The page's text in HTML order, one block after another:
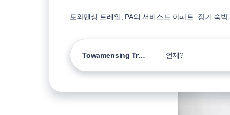
토와멘싱 트레일, PA의 서비스드 아파트: 장기 숙박,
Towamensing Trails 언제?